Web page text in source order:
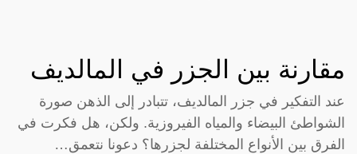
مقارنة بين الجزر في المالديف
عند التفكير في جزر المالديف، تتبادر إلى الذهن صورة
الشواطئ البيضاء والمياه الفيروزية. ولكن، هل فكرت في
الفرق بين الأنواع المختلفة لجزرها؟ دعونا نتعمق…